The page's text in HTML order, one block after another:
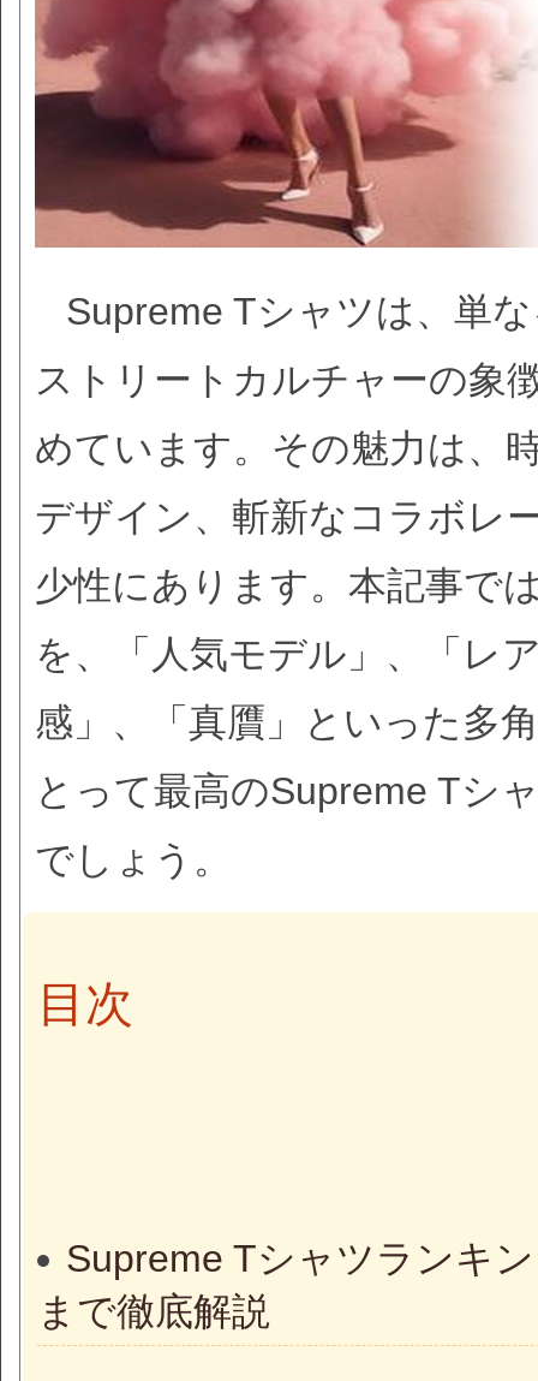
Supreme Tシャツは、単
ストリートカルチャーの象
めています。その魅力は、
デザイン、斬新なコラボレ
少性にあります。本記事で
を、「人気モデル」、「レ
感」、「真贋」といった多
とって最高のSupreme Tシ
でしょう。
目次
Supreme Tシャツランキ
まで徹底解説